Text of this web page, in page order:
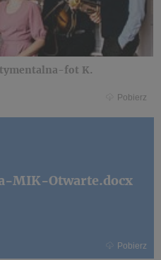
fot K.
Pobierz
MIK-Otwarte.docx
Pobierz